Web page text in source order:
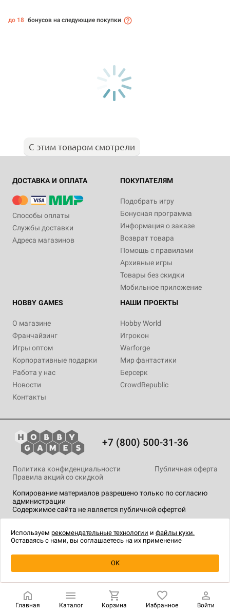
Купить
до 18 бонусов на следующие покупки
С этим товаром смотрели
ДОСТАВКА И ОПЛАТА
Способы оплаты
Службы доставки
Адреса магазинов
ПОКУПАТЕЛЯМ
Подобрать игру
Бонусная программа
Информация о заказе
Возврат товара
Помощь с правилами
Архивные игры
Товары без скидки
Мобильное приложение
HOBBY GAMES
О магазине
Франчайзинг
Игры оптом
Корпоративные подарки
Работа у нас
Новости
Контакты
НАШИ ПРОЕКТЫ
Hobby World
Игрокон
Warforge
Мир фантастики
Берсерк
CrowdRepublic
+7 (800) 500-31-36
Копирование материалов разрешено только по согласию
администрации
Содержимое сайта не является публичной офертой
Политика конфиденциальности
Публичная оферта
Правила акций со скидкой
технологии.
Главная Каталог Корзина Избранное Войти
Используем рекомендательные технологии и файлы куки.
Оставаясь с нами, вы соглашаетесь на их применение
OK